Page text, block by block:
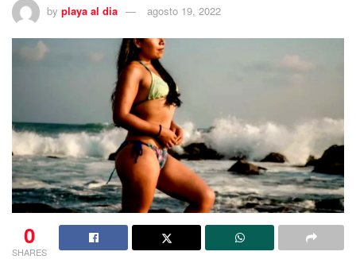
by playa al dia agosto 19, 2022
0
SHARES